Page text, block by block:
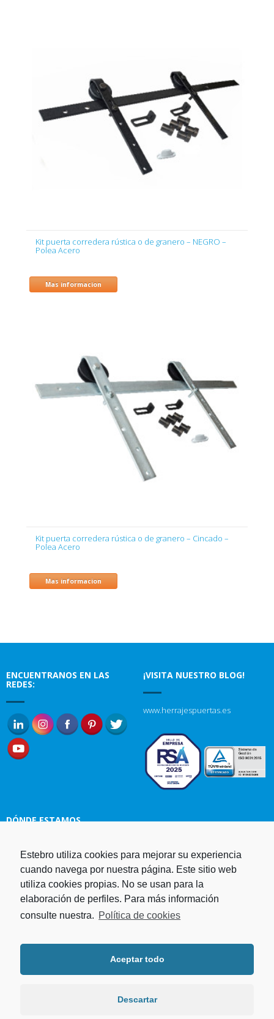
Kit puerta corredera rústica o de granero – NEGRO –
Polea Acero
Mas informacion
Kit puerta corredera rústica o de granero – Cincado –
Polea Acero
Mas informacion
ENCUENTRANOS EN LAS
REDES:
¡VISITA NUESTRO BLOG!
www.herrajespuertas.es
DÓNDE ESTAMOS
Estampaciones EBRO, S.L.
Polg. Ind. Malpica-Alfindén C/H
naves 10, 12, 14 y 5 50171 La
Puebla de Alfindén Zaragoza,
España
Fax. +34 976 108 058
Política de privacidad
Programa operativo FEDER Aragón
2014-2020Plan de recuperación,
Programa FEDER 2021-2027
Estebro utiliza cookies para mejorar su experiencia
cuando navega por nuestra página. Este sitio web
utiliza cookies propias. No se usan para la
elaboración de perfiles. Para más información
consulte nuestra. Política de cookies
Aceptar todo
Descartar